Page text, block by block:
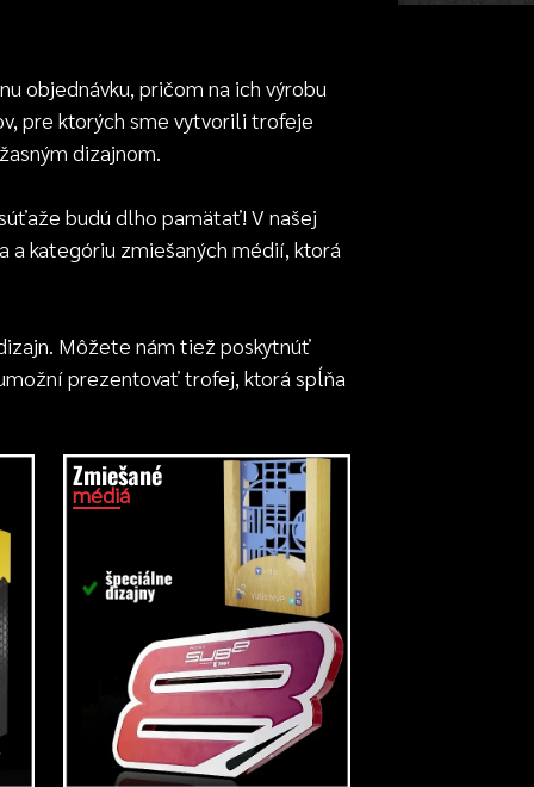
objednávku, pričom na ich výrobu
pre ktorých sme vytvorili trofeje
dizajnom.
budú dlho pamätať! V našej
kategóriu zmiešaných médií, ktorá
Môžete nám tiež poskytnúť
prezentovať trofej, ktorá spĺňa
Zmiešané
médiá